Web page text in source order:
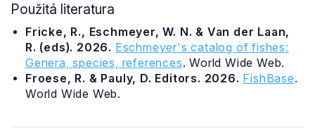
Použitá literatura
Fricke, R., Eschmeyer, W. N. & Van der Laan,
R. (eds). 2026. Eschmeyer's catalog of fishes:
Genera, species, references. World Wide Web.
Froese, R. & Pauly, D. Editors. 2026. FishBase.
World Wide Web.